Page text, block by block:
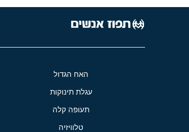
האח הגדול
עגלת תינוקות
תעופה קלה
טלוויזיה